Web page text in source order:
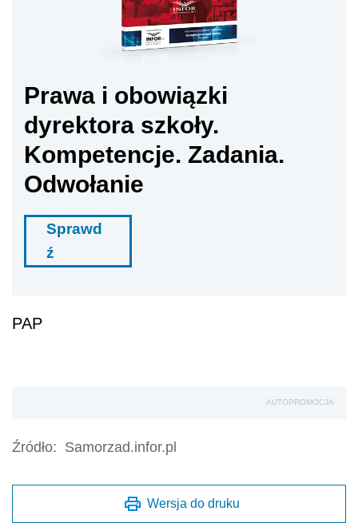
Prawa i obowiązki
dyrektora szkoły.
Kompetencje. Zadania.
Odwołanie
Sprawd
ź
PAP
AUTOPROMOCJA
Źródło: Samorzad.infor.pl
Wersja do druku